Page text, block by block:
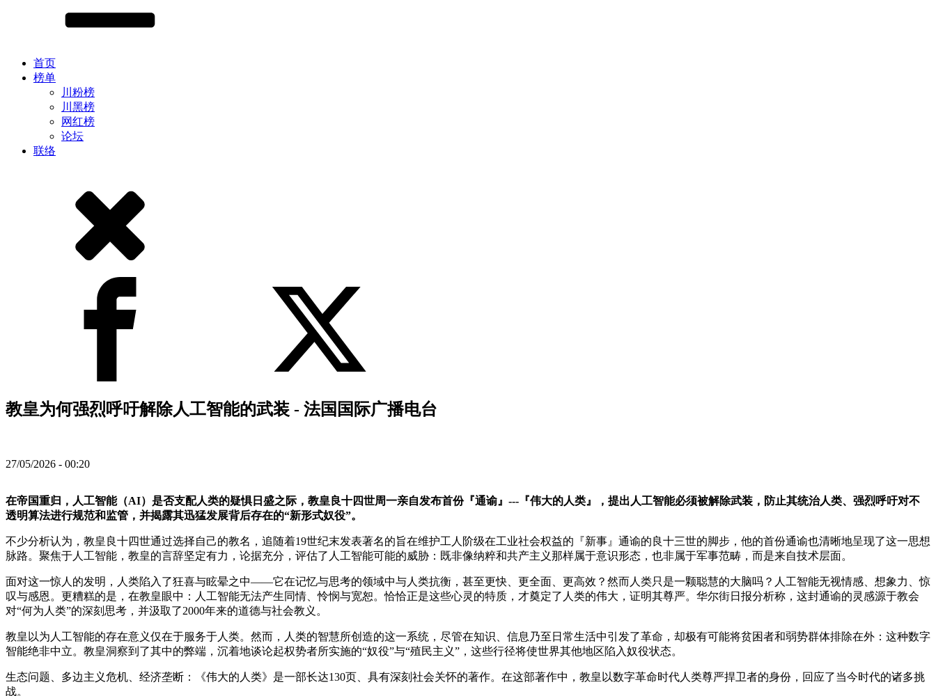
首页
榜单
川粉榜
川黑榜
网红榜
论坛
联络
教皇为何强烈呼吁解除人工智能的武装 - 法国国际广播电台
27/05/2026 - 00:20
在帝国重归，人工智能（AI）是否支配人类的疑惧日盛之际，教皇良十四世周一亲自发布首份『通谕』---『伟大的人类』，提出人工智能必须被解除武装，防止其统治人类、强烈呼吁对不
透明算法进行规范和监管，并揭露其迅猛发展背后存在的“新形式奴役”。
不少分析认为，教皇良十四世通过选择自己的教名，追随着19世纪末发表著名的旨在维护工人阶级在工业社会权益的『新事』通谕的良十三世的脚步，他的首份通谕也清晰地呈现了这一思想
脉路。聚焦于人工智能，教皇的言辞坚定有力，论据充分，评估了人工智能可能的威胁：既非像纳粹和共产主义那样属于意识形态，也非属于军事范畴，而是来自技术层面。
面对这一惊人的发明，人类陷入了狂喜与眩晕之中——它在记忆与思考的领域中与人类抗衡，甚至更快、更全面、更高效？然而人类只是一颗聪慧的大脑吗？人工智能无视情感、想象力、惊
叹与感恩。更糟糕的是，在教皇眼中：人工智能无法产生同情、怜悯与宽恕。恰恰正是这些心灵的特质，才奠定了人类的伟大，证明其尊严。华尔街日报分析称，这封通谕的灵感源于教会
对“何为人类”的深刻思考，并汲取了2000年来的道德与社会教义。
教皇以为人工智能的存在意义仅在于服务于人类。然而，人类的智慧所创造的这一系统，尽管在知识、信息乃至日常生活中引发了革命，却极有可能将贫困者和弱势群体排除在外：这种数字
智能绝非中立。教皇洞察到了其中的弊端，沉着地谈论起权势者所实施的“奴役”与“殖民主义”，这些行径将使世界其他地区陷入奴役状态。
生态问题、多边主义危机、经济垄断：《伟大的人类》是一部长达130页、具有深刻社会关怀的著作。在这部著作中，教皇以数字革命时代人类尊严捍卫者的身份，回应了当今时代的诸多挑
战。